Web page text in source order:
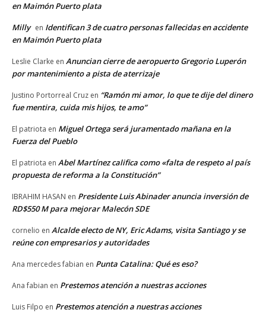
en Maimón Puerto plata
Milly en Identifican 3 de cuatro personas fallecidas en accidente
en Maimón Puerto plata
Leslie Clarke en Anuncian cierre de aeropuerto Gregorio Luperón
por mantenimiento a pista de aterrizaje
Justino Portorreal Cruz en “Ramón mi amor, lo que te dije del dinero
fue mentira, cuida mis hijos, te amo”
El patriota en Miguel Ortega será juramentado mañana en la
Fuerza del Pueblo
El patriota en Abel Martínez califica como «falta de respeto al país
propuesta de reforma a la Constitución”
IBRAHIM HASAN en Presidente Luis Abinader anuncia inversión de
RD$550 M para mejorar Malecón SDE
cornelio en Alcalde electo de NY, Eric Adams, visita Santiago y se
reúne con empresarios y autoridades
Ana mercedes fabian en Punta Catalina: Qué es eso?
Ana fabian en Prestemos atención a nuestras acciones
Luis Filpo en Prestemos atención a nuestras acciones